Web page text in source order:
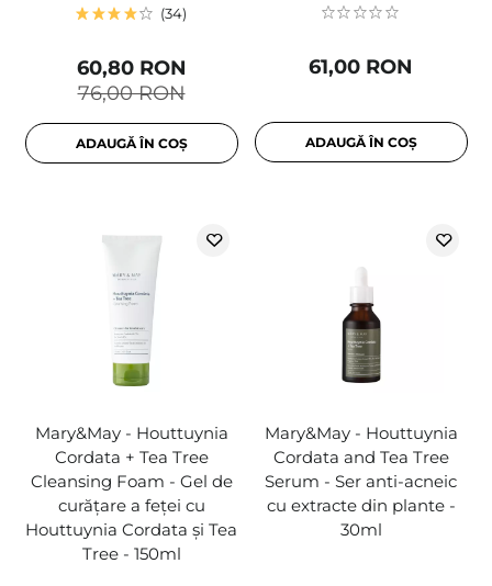
34
76,00 RON
60,80 RON
ADAUGĂ ÎN COȘ
61,00 RON
ADAUGĂ ÎN COȘ
Mary&May - Houttuynia
Cordata + Tea Tree
Cleansing Foam - Gel de
curățare a feței cu
Houttuynia Cordata și Tea
Tree - 150ml
Mary&May - Houttuynia
Cordata and Tea Tree
Serum - Ser anti-acneic
cu extracte din plante -
30ml